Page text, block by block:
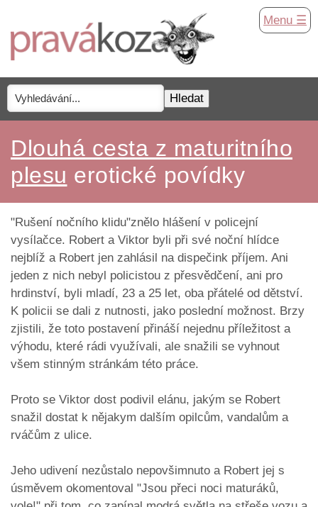
Menu ☰
Dlouhá cesta z maturitního
plesu erotické povídky
"Rušení nočního klidu"znělo hlášení v policejní
vysílačce. Robert a Viktor byli při své noční hlídce
nejblíž a Robert jen zahlásil na dispečink příjem. Ani
jeden z nich nebyl policistou z přesvědčení, ani pro
hrdinství, byli mladí, 23 a 25 let, oba přátelé od dětství.
K policii se dali z nutnosti, jako poslední možnost. Brzy
zjistili, že toto postavení přináší nejednu příležitost a
výhodu, které rádi využívali, ale snažili se vyhnout
všem stinným stránkám této práce.
Proto se Viktor dost podivil elánu, jakým se Robert
snažil dostat k nějakym dalším opilcům, vandalům a
rváčům z ulice.
Jeho udivení nezůstalo nepovšimnuto a Robert jej s
úsměvem okomentoval "Jsou přeci noci maturáků,